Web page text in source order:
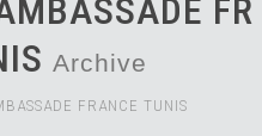
FR
Archive
FRANCE TUNIS